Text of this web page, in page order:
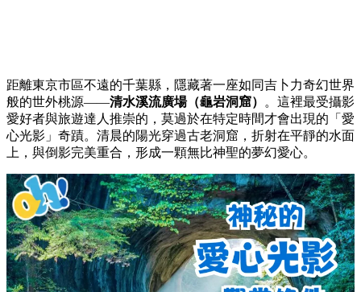
距離東京市區不遠的千葉縣，隱藏著一座如同吉卜力奇幻世界
般的世外桃源——清水溪流廣場（龜岩洞窟）
。這裡最受攝影
愛好者與旅遊達人推崇的，莫過於在特定時間才會出現的「愛
心光影」奇蹟。清晨的陽光穿過古老洞窟，折射在平靜的水面
上，與倒影完美重合，形成一顆無比神聖的夢幻愛心。